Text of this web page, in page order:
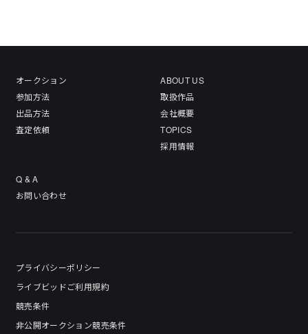
オークション
参加方法
出品方法
査定依頼
ABOUT US
取扱作品
会社概要
TOPICS
採用情報
Q & A
お問い合わせ
プライバシーポリシー
ライブビッドご利用規約
競売条件
非公開オークション競売条件